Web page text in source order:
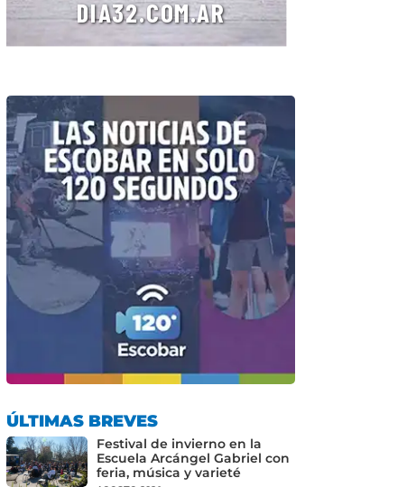
ÚLTIMAS BREVES
Festival de invierno en la
Escuela Arcángel Gabriel con
feria, música y varieté